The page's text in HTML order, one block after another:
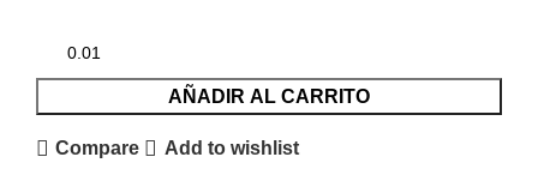
AÑADIR AL CARRITO
Compare Add to wishlist